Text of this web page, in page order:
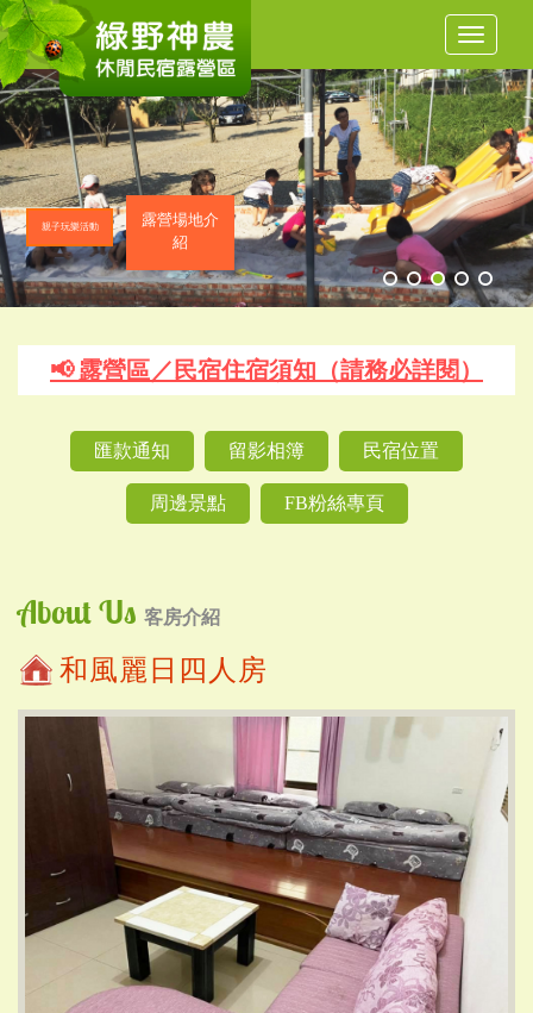
Toggle
親子玩樂活動
露營場地介
紹
📢 露營區／民宿住宿須知（請務必詳閱）
匯款通知 留影相簿 民宿位置
周邊景點 FB粉絲專頁
About Us 客房介紹
和風麗日四人房